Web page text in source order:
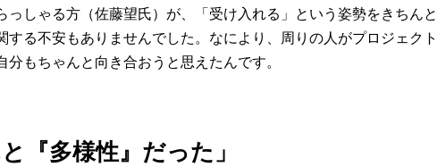
しゃる方（佐藤望氏）が、「受け入れる」という姿勢をきちんと
る不安もありませんでした。なにより、周りの人がプロジェクト
もちゃんと向き合おうと思えたんです。
『多様性』だった」